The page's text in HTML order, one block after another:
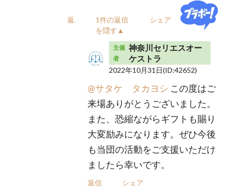
返信
1件の返信
を隠す▲
シェア
主催
者
神奈川セリエスオー
ケストラ
2022年10月31日(ID:42652)
@サタケ タカヨシ この度はご
来場ありがとうございました。
また、恐縮ながらギフトも賜り
大変励みになります。ぜひ今後
も当団の活動をご支援いただけ
ましたら幸いです。
返信 シェア